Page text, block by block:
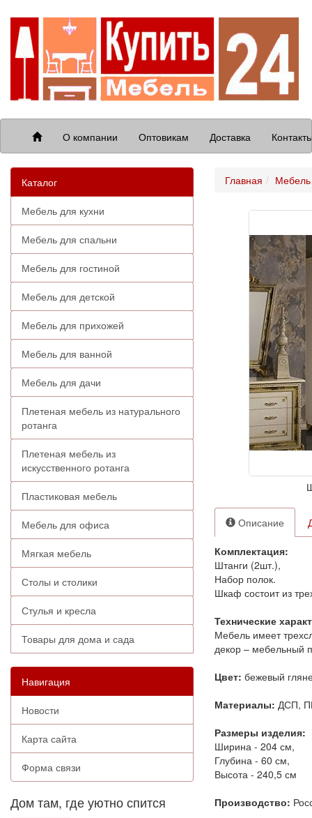
О компании Оптовикам Доставка
Каталог
Мебель для кухни
Мебель для спальни
Мебель для гостиной
Мебель для детской
Мебель для прихожей
Мебель для ванной
Мебель для дачи
Плетеная мебель из натурального
ротанга
Плетеная мебель из
искусственного ротанга
Пластиковая мебель
Мебель для офиса
Мягкая мебель
Столы и столики
Стулья и кресла
Товары для дома и сада
Навигация
Новости
Карта сайта
Форма связи
Дом там, где уютно спится
Главная
Описание
Комплектация:
Штанги (2шт.),
Набор полок.
Шкаф состоит из
Технические
Мебель имеет
декор – мебельный
Цвет: бежевый
Материалы: ДСП,
Размеры изделия:
Ширина - 204 см,
Глубина - 60 см,
Высота - 240,5 см
Производство: